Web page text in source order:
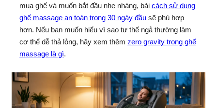
mua ghế và muốn bắt đầu nhẹ nhàng, bài cách sử dụng
ghế massage an toàn trong 30 ngày đầu sẽ phù hợp
hơn. Nếu bạn muốn hiểu vì sao tư thế ngả thường làm
cơ thể dễ thả lỏng, hãy xem thêm zero gravity trong ghế
massage là gì.